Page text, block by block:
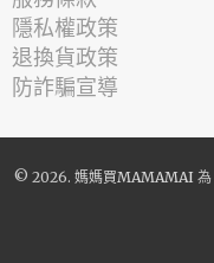
隱私權政策
退換貨政策
防詐騙宣導
© 2026. 媽媽買MAMAMAI 為